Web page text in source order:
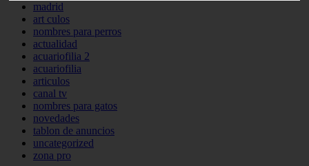
madrid
art culos
nombres para perros
actualidad
acuariofilia 2
acuariofilia
articulos
canal tv
nombres para gatos
novedades
tablon de anuncios
uncategorized
zona pro